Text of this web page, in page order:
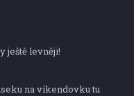
ještě levněji!
na víkendovku tu